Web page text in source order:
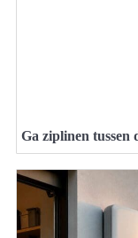
Ga ziplinen tussen